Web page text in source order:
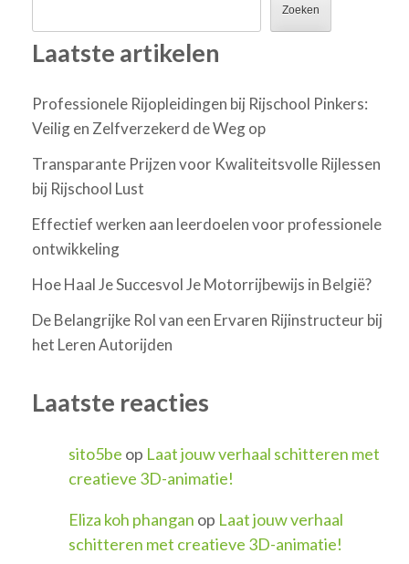
Zoeken
Laatste artikelen
Professionele Rijopleidingen bij Rijschool Pinkers:
Veilig en Zelfverzekerd de Weg op
Transparante Prijzen voor Kwaliteitsvolle Rijlessen
bij Rijschool Lust
Effectief werken aan leerdoelen voor professionele
ontwikkeling
Hoe Haal Je Succesvol Je Motorrijbewijs in België?
De Belangrijke Rol van een Ervaren Rijinstructeur bij
het Leren Autorijden
Laatste reacties
sito5be op Laat jouw verhaal schitteren met
creatieve 3D-animatie!
Eliza koh phangan op Laat jouw verhaal
schitteren met creatieve 3D-animatie!